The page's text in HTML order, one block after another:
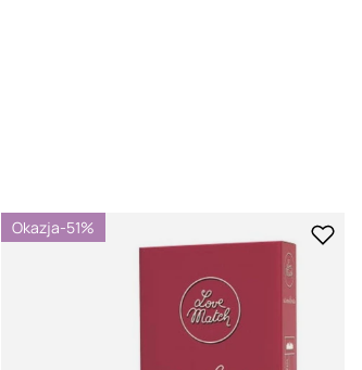
Okazja-51%